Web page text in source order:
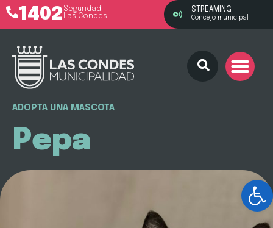
1402 Seguridad
Las Condes
STREAMING
Concejo municipal
ADOPTA UNA MASCOTA
Pepa